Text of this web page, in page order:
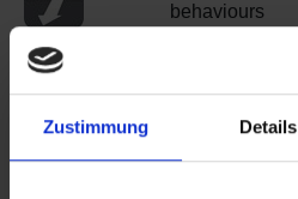
Zustimmung Details
behaviours